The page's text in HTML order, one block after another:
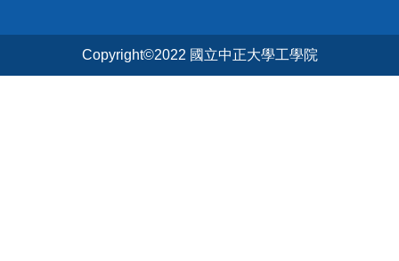
Copyright©2022 國立中正大學工學院